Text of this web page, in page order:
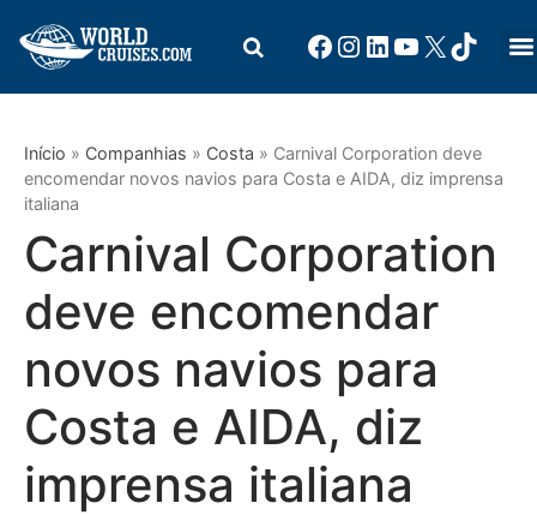
Início » Companhias » Costa » Carnival Corporation deve
encomendar novos navios para Costa e AIDA, diz imprensa
italiana
Carnival Corporation
deve encomendar
novos navios para
Costa e AIDA, diz
imprensa italiana